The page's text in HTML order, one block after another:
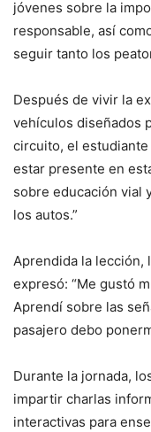
jóvenes sobre la
responsable, así
seguir tanto los
Después de vivir la
vehículos diseñados
circuito, el estudiante
estar presente en
sobre educación vial
los autos.”
Aprendida la lección,
expresó: “Me gustó
Aprendí sobre las
pasajero debo
Durante la jornada,
impartir charlas
interactivas para